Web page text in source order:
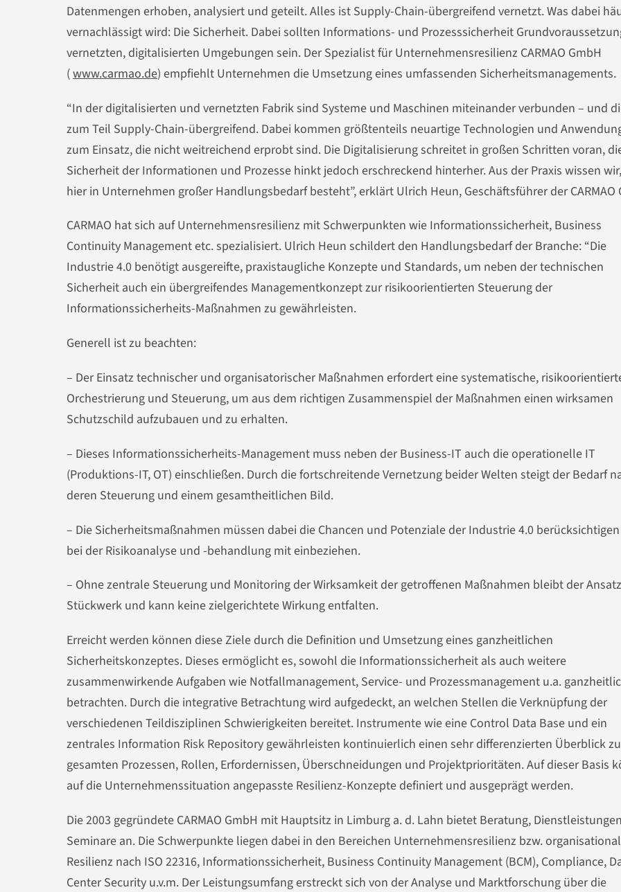
Datenmengen erhoben, analysiert und geteilt. Alles ist Supply-Chain-übergreifend vernetzt. Was dabei
vernachlässigt wird: Die Sicherheit. Dabei sollten Informations- und Prozesssicherheit
vernetzten, digitalisierten Umgebungen sein. Der Spezialist für Unternehmensresilienz CARMAO GmbH
(www.carmao.de) empfiehlt Unternehmen die Umsetzung eines umfassenden Sicherheitsmanagements.
“In der digitalisierten und vernetzten Fabrik sind Systeme und Maschinen miteinander verbunden – und
zum Teil Supply-Chain-übergreifend. Dabei kommen größtenteils neuartige Technologien und
zum Einsatz, die nicht weitreichend erprobt sind. Die Digitalisierung schreitet in großen Schritten voran,
Sicherheit der Informationen und Prozesse hinkt jedoch erschreckend hinterher. Aus der Praxis wissen
hier in Unternehmen großer Handlungsbedarf besteht”, erklärt Ulrich Heun, Geschäftsführer der CARMAO
CARMAO hat sich auf Unternehmensresilienz mit Schwerpunkten wie Informationssicherheit, Business
Continuity Management etc. spezialisiert. Ulrich Heun schildert den Handlungsbedarf der Branche: “Die
Industrie 4.0 benötigt ausgereifte, praxistaugliche Konzepte und Standards, um neben der technischen
Sicherheit auch ein übergreifendes Managementkonzept zur risikoorientierten Steuerung der
Informationssicherheits-Maßnahmen zu gewährleisten.
Generell ist zu beachten:
– Der Einsatz technischer und organisatorischer Maßnahmen erfordert eine systematische,
Orchestrierung und Steuerung, um aus dem richtigen Zusammenspiel der Maßnahmen einen wirksamen
Schutzschild aufzubauen und zu erhalten.
– Dieses Informationssicherheits-Management muss neben der Business-IT auch die operationelle IT
(Produktions-IT, OT) einschließen. Durch die fortschreitende Vernetzung beider Welten steigt der Bedarf
deren Steuerung und einem gesamtheitlichen Bild.
– Die Sicherheitsmaßnahmen müssen dabei die Chancen und Potenziale der Industrie 4.0
bei der Risikoanalyse und -behandlung mit einbeziehen.
– Ohne zentrale Steuerung und Monitoring der Wirksamkeit der getroffenen Maßnahmen bleibt der Ansatz
Stückwerk und kann keine zielgerichtete Wirkung entfalten.
Erreicht werden können diese Ziele durch die Definition und Umsetzung eines ganzheitlichen
Sicherheitskonzeptes. Dieses ermöglicht es, sowohl die Informationssicherheit als auch weitere
zusammenwirkende Aufgaben wie Notfallmanagement, Service- und Prozessmanagement u.a.
betrachten. Durch die integrative Betrachtung wird aufgedeckt, an welchen Stellen die Verknüpfung der
verschiedenen Teildisziplinen Schwierigkeiten bereitet. Instrumente wie eine Control Data Base und ein
zentrales Information Risk Repository gewährleisten kontinuierlich einen sehr differenzierten Überblick
gesamten Prozessen, Rollen, Erfordernissen, Überschneidungen und Projektprioritäten. Auf dieser Basis
auf die Unternehmenssituation angepasste Resilienz-Konzepte definiert und ausgeprägt werden.
Die 2003 gegründete CARMAO GmbH mit Hauptsitz in Limburg a. d. Lahn bietet Beratung,
Seminare an. Die Schwerpunkte liegen dabei in den Bereichen Unternehmensresilienz bzw.
Resilienz nach ISO 22316, Informationssicherheit, Business Continuity Management (BCM), Compliance,
Center Security u.v.m. Der Leistungsumfang erstreckt sich von der Analyse und Marktforschung über die